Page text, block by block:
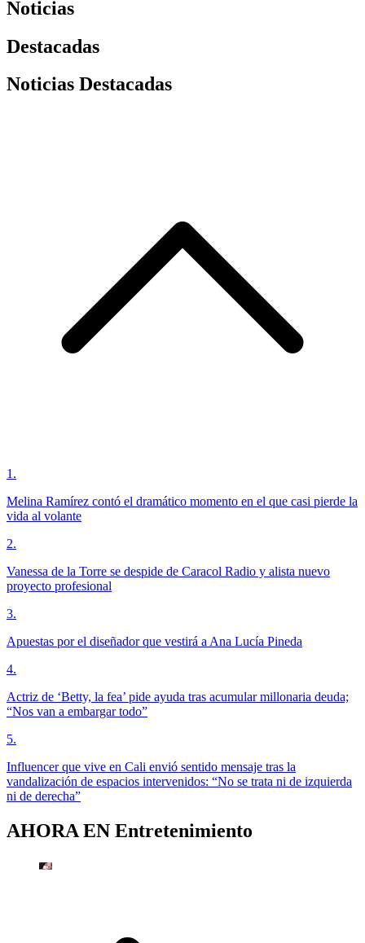
Noticias
Destacadas
Noticias Destacadas
1 .
Melina Ramírez contó el dramático momento en el que casi pierde la
vida al volante
2.
Vanessa de la Torre se despide de Caracol Radio y alista nuevo
proyecto profesional
3.
Apuestas por el diseñador que vestirá a Ana Lucía Pineda
4.
Actriz de ‘Betty, la fea’ pide ayuda tras acumular millonaria deuda;
“Nos van a embargar todo”
5.
Influencer que vive en Cali envió sentido mensaje tras la
vandalización de espacios intervenidos: “No se trata ni de izquierda
ni de derecha”
AHORA EN Entretenimiento